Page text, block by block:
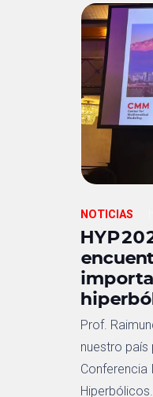
NOTICIAS
Prof.
nuestro
Conferencia